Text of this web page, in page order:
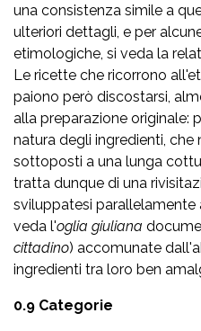
una consistenza simile a
ulteriori dettagli, e per
etimologiche, si veda la
Le ricette che ricorrono
paiono però discostarsi,
alla preparazione originale:
natura degli ingredienti, che
sottoposti a una lunga
tratta dunque di una
sviluppatesi parallelamente
veda l'oglia giuliana
cittadino) accomunate
ingredienti tra loro ben
0.9 Categorie